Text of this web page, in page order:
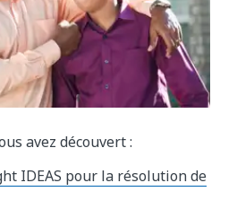
avez découvert :
IDEAS pour la résolution de